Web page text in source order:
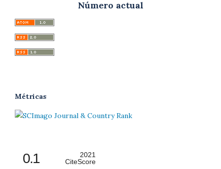
Número actual
Métricas
0.1
2021
CiteScore